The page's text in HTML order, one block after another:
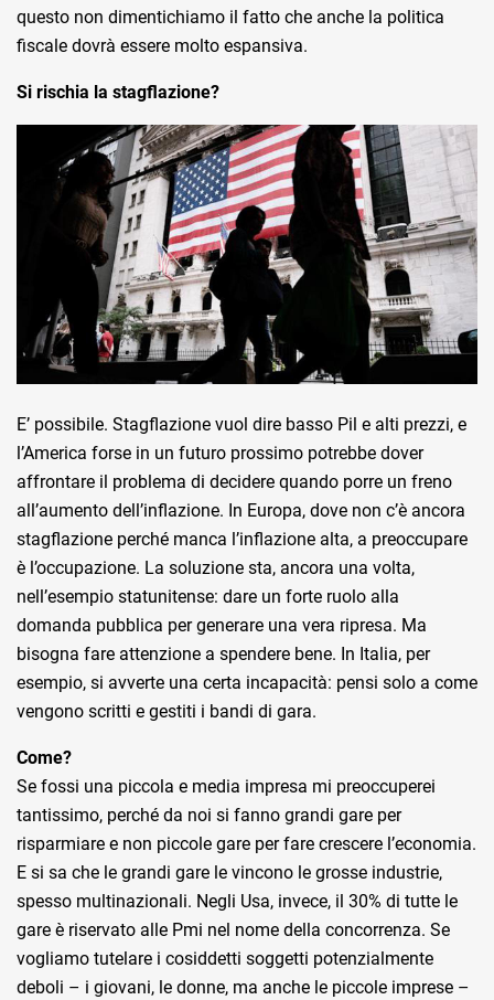
questo non dimentichiamo il fatto che anche la politica
fiscale dovrà essere molto espansiva.
Si rischia la stagflazione?
E’ possibile. Stagflazione vuol dire basso Pil e alti prezzi, e
l’America forse in un futuro prossimo potrebbe dover
affrontare il problema di decidere quando porre un freno
all’aumento dell’inflazione. In Europa, dove non c’è ancora
stagflazione perché manca l’inflazione alta, a preoccupare
è l’occupazione. La soluzione sta, ancora una volta,
nell’esempio statunitense: dare un forte ruolo alla
domanda pubblica per generare una vera ripresa. Ma
bisogna fare attenzione a spendere bene. In Italia, per
esempio, si avverte una certa incapacità: pensi solo a come
vengono scritti e gestiti i bandi di gara.
Come?
Se fossi una piccola e media impresa mi preoccuperei
tantissimo, perché da noi si fanno grandi gare per
risparmiare e non piccole gare per fare crescere l’economia.
E si sa che le grandi gare le vincono le grosse industrie,
spesso multinazionali. Negli Usa, invece, il 30% di tutte le
gare è riservato alle Pmi nel nome della concorrenza. Se
vogliamo tutelare i cosiddetti soggetti potenzialmente
deboli – i giovani, le donne, ma anche le piccole imprese –